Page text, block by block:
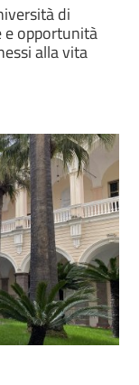
di
e opportunità
alla vita